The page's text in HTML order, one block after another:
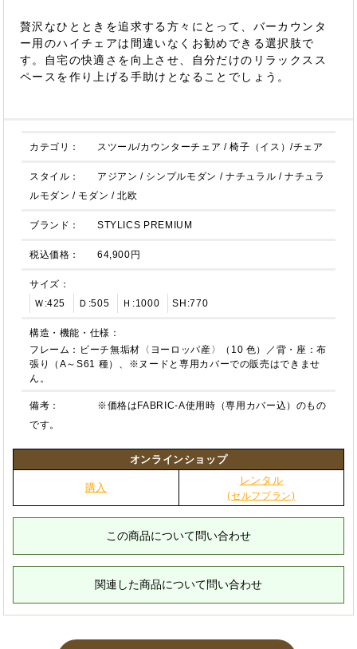
贅沢なひとときを追求する方々にとって、バーカウンタ
ー用のハイチェアは間違いなくお勧めできる選択肢で
す。自宅の快適さを向上させ、自分だけのリラックスス
ペースを作り上げる手助けとなることでしょう。
カテゴリ： スツール/カウンターチェア /椅子（イス）/チェア
スタイル： アジアン / シンプルモダン / ナチュラル /ナチュラ
ルモダン / モダン /北欧
ブランド： STYLICS PREMIUM
税込価格： 64,900円
サイズ：
Ｗ:425
Ｄ:505 Ｈ:1000 SH:770
構造・機能・仕様：
フレーム：ビーチ無垢材〈ヨーロッパ産〉（10 色）／背・座：布
張り（A～S61 種）、※ヌードと専用カバーでの販売はできませ
ん。
備考：
※価格はFABRIC-A使用時（専用カバー込）のもの
です。
オンラインショップ
購入
レンタル
(セルフプラン)
この商品について問い合わせ
関連した商品について問い合わせ